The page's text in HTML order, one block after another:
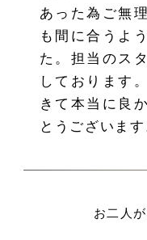
あった為ご無
も間に合うよ
た。担当のス
しております
きて本当に良
とうございます
お二人